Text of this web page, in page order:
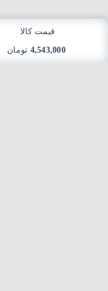
قیمت کالا
4,543,000 تومان